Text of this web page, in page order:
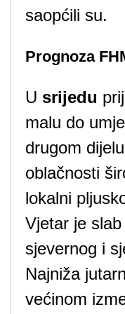
saopćili su.
Prognoza
U srijedu
malu do
drugom
oblačnosti
lokalni
Vjetar je
sjevernog i
Najniža
većinom